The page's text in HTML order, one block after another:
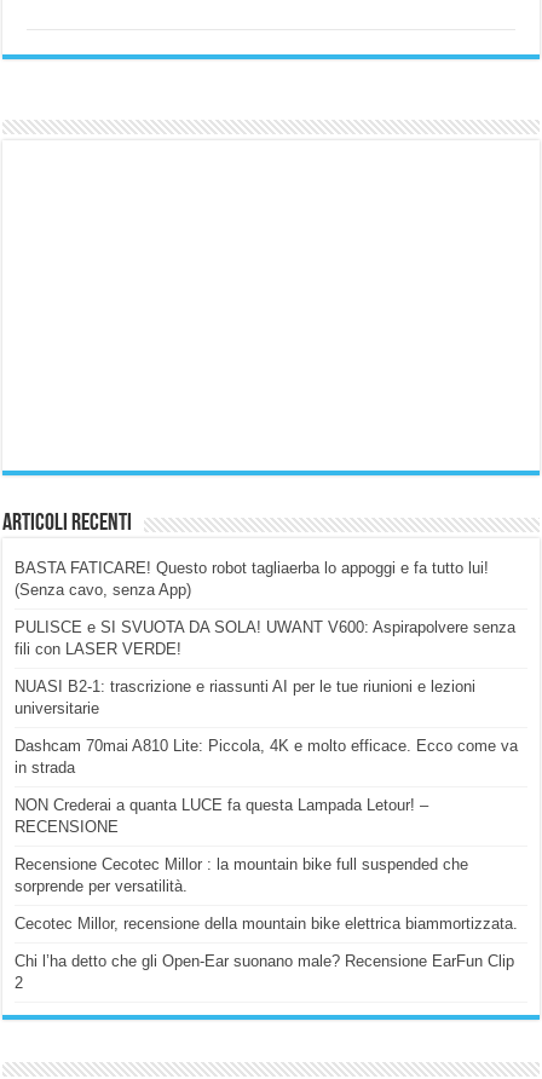
Articoli Recenti
BASTA FATICARE! Questo robot tagliaerba lo appoggi e fa tutto lui!
(Senza cavo, senza App)
PULISCE e SI SVUOTA DA SOLA! UWANT V600: Aspirapolvere senza
fili con LASER VERDE!
NUASI B2-1: trascrizione e riassunti AI per le tue riunioni e lezioni
universitarie
Dashcam 70mai A810 Lite: Piccola, 4K e molto efficace. Ecco come va
in strada
NON Crederai a quanta LUCE fa questa Lampada Letour! –
RECENSIONE
Recensione Cecotec Millor : la mountain bike full suspended che
sorprende per versatilità.
Cecotec Millor, recensione della mountain bike elettrica biammortizzata.
Chi l’ha detto che gli Open-Ear suonano male? Recensione EarFun Clip
2